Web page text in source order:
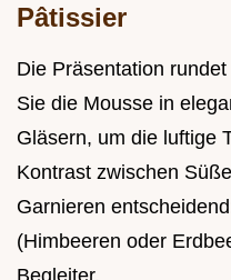
Pâtissier
Die Präsentation
Sie die Mousse in
Gläsern, um die luftige
Kontrast zwischen
Garnieren
(Himbeeren oder
Begleiter.